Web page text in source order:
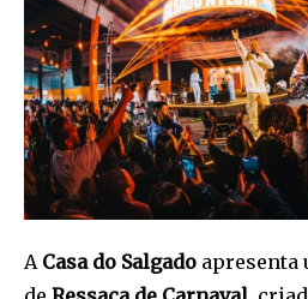
A Casa do Salgado apresenta